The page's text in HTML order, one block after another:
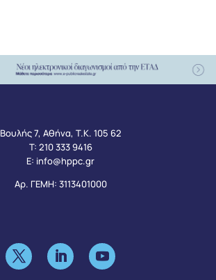
Βουλής 7, Αθήνα, Τ.Κ. 105 62
Τ: 210 333 9416
Ε: info@hppc.gr
Αρ. ΓΕΜΗ: 3113401000